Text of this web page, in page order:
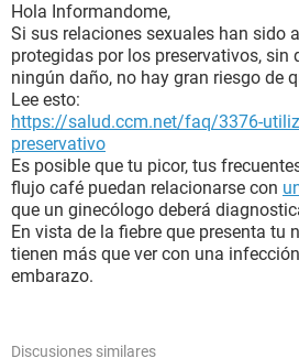
Hola Informandome,
Si sus relaciones sexuales han sido
protegidas por los preservativos, sin
ningún daño, no hay gran riesgo de
Lee esto:
https://salud.ccm.net/faq/3376-
preservativo
Es posible que tu picor, tus
flujo café puedan relacionarse con
que un ginecólogo deberá
En vista de la fiebre que presenta tu
tienen más que ver con una
embarazo.
Discusiones similares